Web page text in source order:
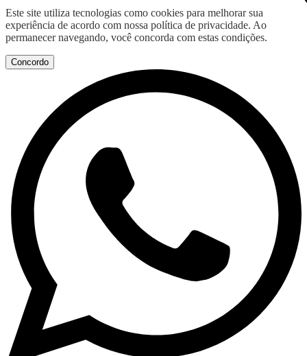
Este site utiliza tecnologias como cookies para melhorar sua
experiência de acordo com nossa política de privacidade. Ao
permanecer navegando, você concorda com estas condições.
Concordo